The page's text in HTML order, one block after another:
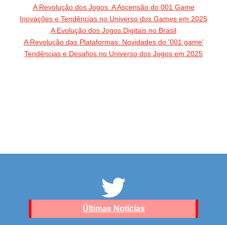
A Revolução dos Jogos: A Ascensão do 001 Game
Inovações e Tendências no Universo dos Games em 2025
A Evolução dos Jogos Digitais no Brasil
A Revolução das Plataformas: Novidades do '001 game'
Tendências e Desafios no Universo dos Jogos em 2025
Últimas Notícias